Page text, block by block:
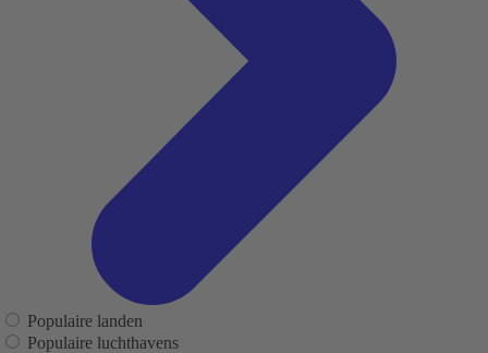
Populaire landen
Populaire luchthavens